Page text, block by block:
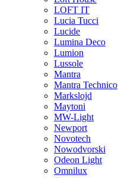
LOFT IT
Lucia Tucci
Lucide
Lumina Deco
Lumion
Lussole
Mantra
Mantra Technico
Markslojd
Maytoni
MW-Light
Newport
Novotech
Nowodvorski
Odeon Light
Omnilux